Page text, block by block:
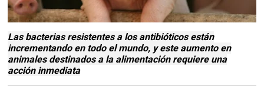
Las bacterias resistentes a los antibióticos están
incrementando en todo el mundo, y este aumento en
animales destinados a la alimentación requiere una
acción inmediata